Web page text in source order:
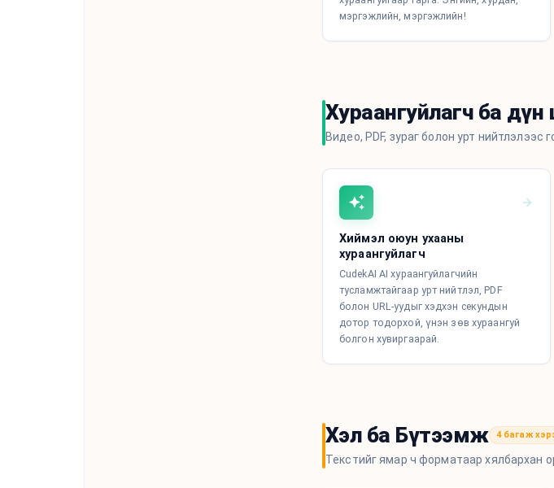
мэргэжлийн, мэргэжлийн!
Хураангуйлагч ба
Видео, PDF, зураг болон урт нийтлэлээс
Хиймэл оюун ухааны
хураангуйлагч
CudekAI AI хураангуйлагчийн
тусламжтайгаар урт нийтлэл, PDF
болон URL-уудыг хэдхэн секундын
дотор тодорхой, үнэн зөв хураангуй
болгон хувиргаарай.
Хэл ба Бүтээмж 4 багаж
Текстийг ямар ч форматаар хялбархан